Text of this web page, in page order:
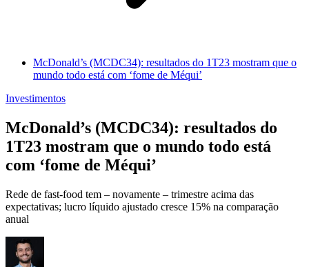
McDonald’s (MCDC34): resultados do 1T23 mostram que o
mundo todo está com ‘fome de Méqui’
Investimentos
McDonald’s (MCDC34): resultados do
1T23 mostram que o mundo todo está
com ‘fome de Méqui’
Rede de fast-food tem – novamente – trimestre acima das
expectativas; lucro líquido ajustado cresce 15% na comparação
anual